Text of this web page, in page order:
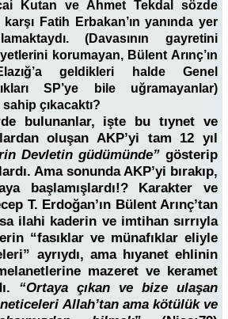
Kutan ve Ahmet Tekdal sözde
Fatih Erbakan’ın yanında yer
(Davasının gayretini
korumayan, Bülent Arınç’ın
geldikleri halde Genel
SP’ye bile uğramayanlar)
sahip çıkacaktı?
bulunanlar, işte bu tıynet ve
oluşan AKP’yi tam 12 yıl
Devletin güdümünde” gösterip
Ama sonunda AKP’yi bırakıp,
başlamışlardı!? Karakter ve
T. Erdoğan’ın Bülent Arınç’tan
ilahi kaderin ve imtihan sırrıyla
“fasıklar ve münafıklar eliyle
ayrıydı, ama hıyanet ehlinin
mazeret ve keramet
“Ortaya çıkan ve bize ulaşan
Allah’tan ama kötülük ve